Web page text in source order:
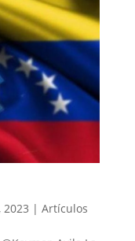
2023 | Artículos